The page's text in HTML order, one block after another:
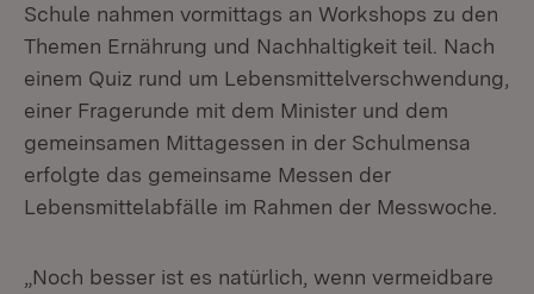
Schule nahmen vormittags an Workshops zu den
Themen Ernährung und Nachhaltigkeit teil. Nach
einem Quiz rund um Lebensmittelverschwendung,
einer Fragerunde mit dem Minister und dem
gemeinsamen Mittagessen in der Schulmensa
erfolgte das gemeinsame Messen der
Lebensmittelabfälle im Rahmen der Messwoche.
„Noch besser ist es natürlich, wenn vermeidbare